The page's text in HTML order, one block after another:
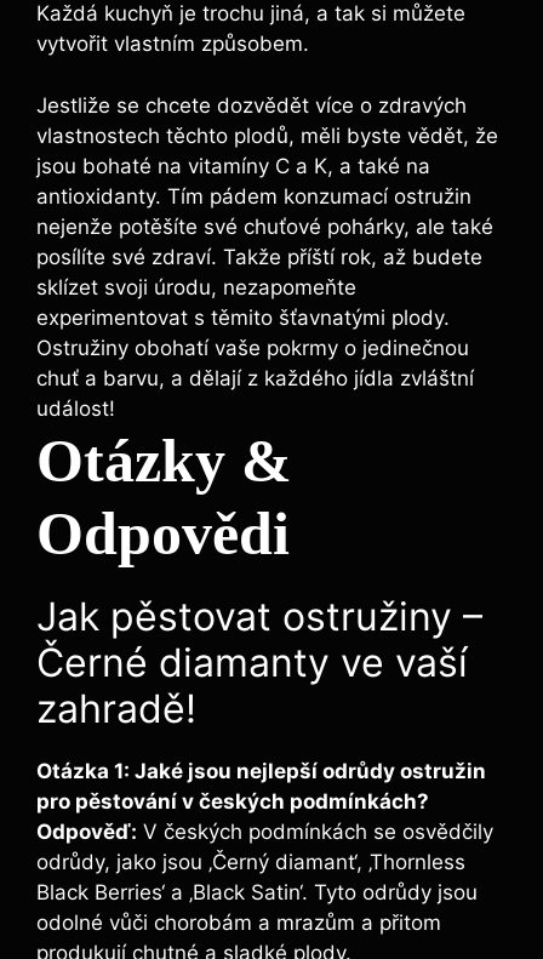
Každá kuchyň je trochu jiná, a tak si můžete
vytvořit vlastním způsobem.
Jestliže se chcete dozvědět více o zdravých
vlastnostech těchto plodů, měli byste vědět, že
jsou bohaté na vitamíny C a K, a také na
antioxidanty. Tím pádem konzumací ostružin
nejenže potěšíte své chuťové pohárky, ale také
posílíte své zdraví. Takže příští rok, až budete
sklízet svoji úrodu, nezapomeňte
experimentovat s těmito šťavnatými plody.
Ostružiny obohatí vaše pokrmy o jedinečnou
chuť a barvu, a dělají z každého jídla zvláštní
událost!
Otázky &
Odpovědi
Jak pěstovat ostružiny –
Černé diamanty ve vaší
zahradě!
Otázka 1: Jaké jsou nejlepší odrůdy ostružin
pro pěstování v českých podmínkách?
Odpověď: V českých podmínkách se osvědčily
odrůdy, jako jsou ‚Černý diamant‘, ‚Thornless
Black Berries‘ a ‚Black Satin‘. Tyto odrůdy jsou
odolné vůči chorobám a mrazům a přitom
produkují chutné a sladké plody.